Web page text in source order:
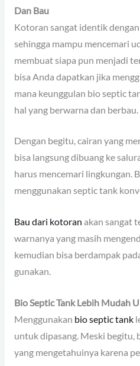
Dan Bau
Kotoran sangat identik dengan
sehingga mampu mencemari
membuat siapa pun menjadi
bisa Anda dapatkan jika
mana keunggulan bio septic
hal yang berwarna dan berbau.
Dengan begitu, cairan yang
bisa langsung dibuang ke
harus mencemari lingkungan.
menggunakan septic tank
Bau dari kotoran akan sangat
warnanya yang masih
kemudian bisa berdampak
gunakan.
Bio Septic Tank Lebih Mudah
Menggunakan bio septic tank
untuk dipasang. Meski begitu,
yang mengetahuinya karena